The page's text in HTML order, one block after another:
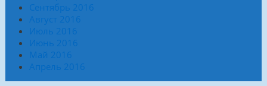
Сентябрь 2016
Август 2016
Июль 2016
Июнь 2016
Май 2016
Апрель 2016